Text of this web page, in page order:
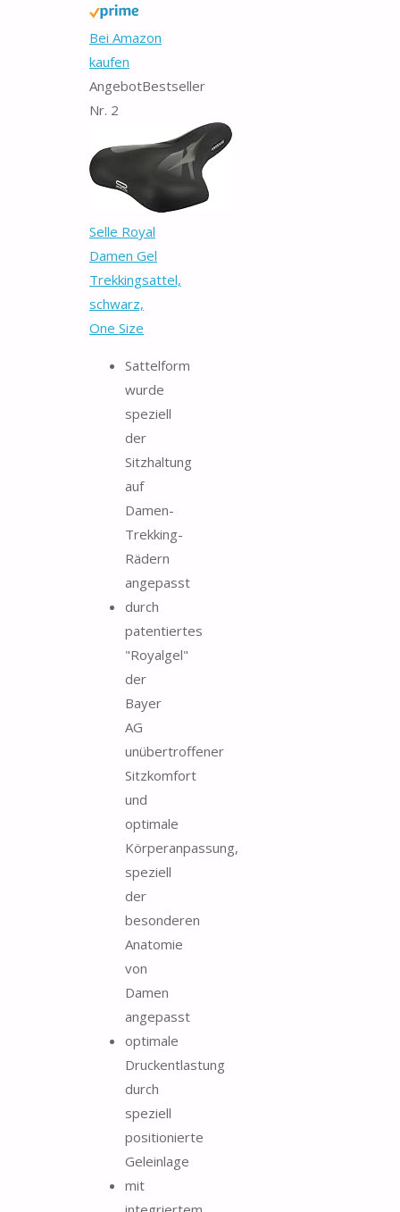
Bei Amazon
kaufen
AngebotBestseller
Nr. 2
Selle Royal
Damen Gel
Trekkingsattel,
schwarz,
One Size
Sattelform
wurde
speziell
der
Sitzhaltung
auf
Damen-
Trekking-
Rädern
angepasst
durch
patentiertes
"Royalgel"
der
Bayer
AG
unübertroffener
Sitzkomfort
und
optimale
Körperanpassung,
speziell
der
besonderen
Anatomie
von
Damen
angepasst
optimale
Druckentlastung
durch
speziell
positionierte
Geleinlage
mit